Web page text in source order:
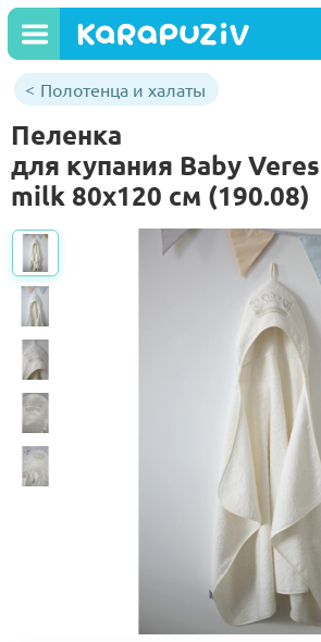
Полотенца и халаты
Пеленка
для купания Baby
milk 80х120 см (190.08)